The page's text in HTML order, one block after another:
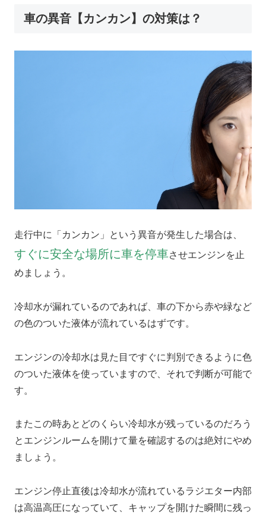
車の異音【カンカン】の対策は？
走行中に「カンカン」という異音が発生した場合は、
すぐに安全な場所に車を停車させエンジンを止
めましょう。
冷却水が漏れているのであれば、車の下から赤や緑など
の色のついた液体が流れているはずです。
エンジンの冷却水は見た目ですぐに判別できるように色
のついた液体を使っていますので、それで判断が可能で
す。
またこの時あとどのくらい冷却水が残っているのだろう
とエンジンルームを開けて量を確認するのは絶対にやめ
ましょう。
エンジン停止直後は冷却水が流れているラジエター内部
は高温高圧になっていて、キャップを開けた瞬間に残っ